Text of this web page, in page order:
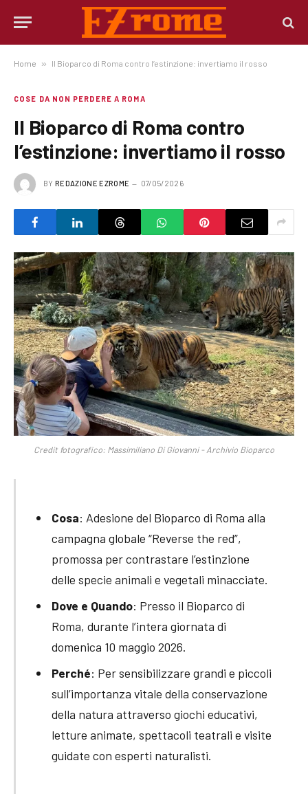
Home » Il Bioparco di Roma contro l’estinzione: invertiamo il rosso
COSE DA NON PERDERE A ROMA
Il Bioparco di Roma contro
l’estinzione: invertiamo il rosso
BY REDAZIONE EZROME 07/05/2026
Credit fotografico: Massimiliano Di Giovanni - Archivio Bioparco
Cosa: Adesione del Bioparco di Roma alla
campagna globale “Reverse the red”,
promossa per contrastare l’estinzione
delle specie animali e vegetali minacciate.
Dove e Quando: Presso il Bioparco di
Roma, durante l’intera giornata di
domenica 10 maggio 2026.
Perché: Per sensibilizzare grandi e piccoli
sull’importanza vitale della conservazione
della natura attraverso giochi educativi,
letture animate, spettacoli teatrali e visite
guidate con esperti naturalisti.